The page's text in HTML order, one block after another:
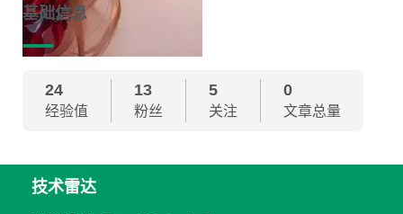
基础信息
24
经验值
13
粉丝
5
关注
0
文章总量
技术雷达